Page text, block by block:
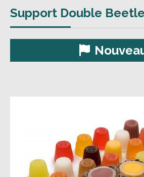
Support Double